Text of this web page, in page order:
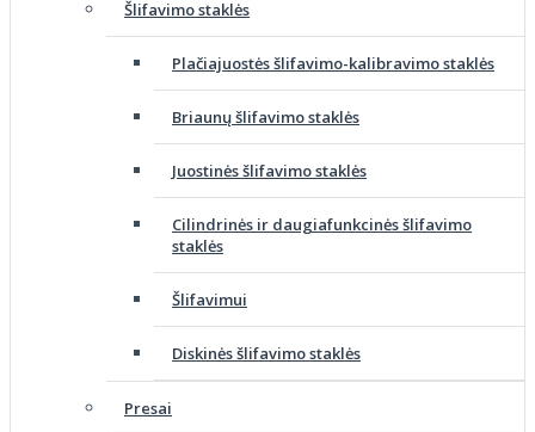
Šlifavimo staklės
Plačiajuostės šlifavimo-kalibravimo staklės
Briaunų šlifavimo staklės
Juostinės šlifavimo staklės
Cilindrinės ir daugiafunkcinės šlifavimo
staklės
Šlifavimui
Diskinės šlifavimo staklės
Presai